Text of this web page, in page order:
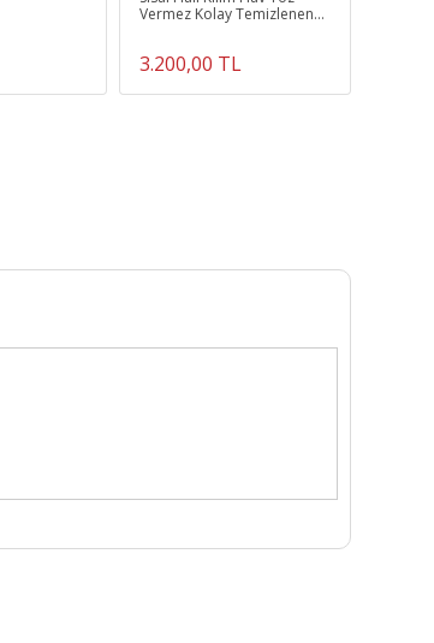
Vermez Kolay Temizlenen
3.200,00 TL